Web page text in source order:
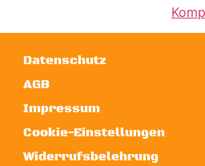
Datenschutz
AGB
Impressum
Cookie-Einstellungen
Widerrufsbelehrung